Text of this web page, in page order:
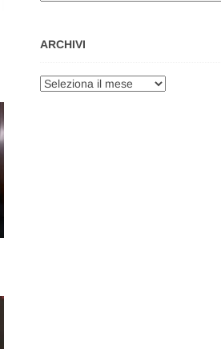
ARCHIVI
Archivi